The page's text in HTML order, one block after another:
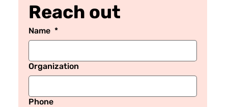
Reach out
Name *
Organization
Phone